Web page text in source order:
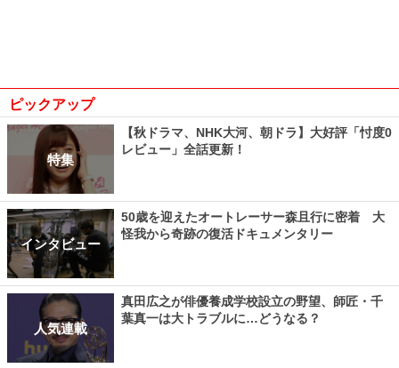
ピックアップ
特集
【秋ドラマ、NHK大河、朝ドラ】大好評「忖度0
レビュー」全話更新！
インタビュー
50歳を迎えたオートレーサー森且行に密着 大
怪我から奇跡の復活ドキュメンタリー
人気連載
真田広之が俳優養成学校設立の野望、師匠・千
葉真一は大トラブルに…どうなる？